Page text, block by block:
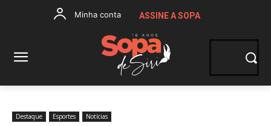
Minha conta ASSINE A SOPA
Destaque Esportes Notícias